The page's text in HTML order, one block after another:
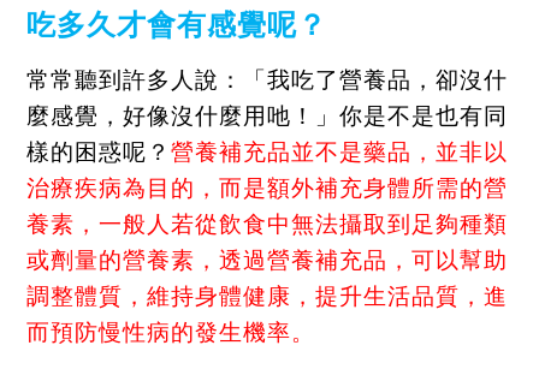
吃多久才會有感覺呢？
常常聽到許多人說：「我吃了營養品，卻沒什
麼感覺，好像沒什麼用吔！」你是不是也有同
樣的困惑呢？營養補充品並不是藥品，並非以
治療疾病為目的，而是額外補充身體所需的營
養素，一般人若從飲食中無法攝取到足夠種類
或劑量的營養素，透過營養補充品，可以幫助
調整體質，維持身體健康，提升生活品質，進
而預防慢性病的發生機率。